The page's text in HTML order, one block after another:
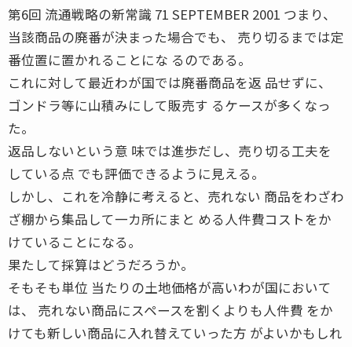
第6回 流通戦略の新常識 71 SEPTEMBER 2001 つまり、
当該商品の廃番が決まった場合でも、 売り切るまでは定
番位置に置かれることにな るのである。
これに対して最近わが国では廃番商品を返 品せずに、
ゴンドラ等に山積みにして販売す るケースが多くなっ
た。
返品しないという意 味では進歩だし、売り切る工夫を
している点 でも評価できるように見える。
しかし、これを冷静に考えると、売れない 商品をわざわ
ざ棚から集品して一カ所にまと める人件費コストをか
けていることになる。
果たして採算はどうだろうか。
そもそも単位 当たりの土地価格が高いわが国において
は、 売れない商品にスペースを割くよりも人件費 をか
けても新しい商品に入れ替えていった方 がよいかもしれ